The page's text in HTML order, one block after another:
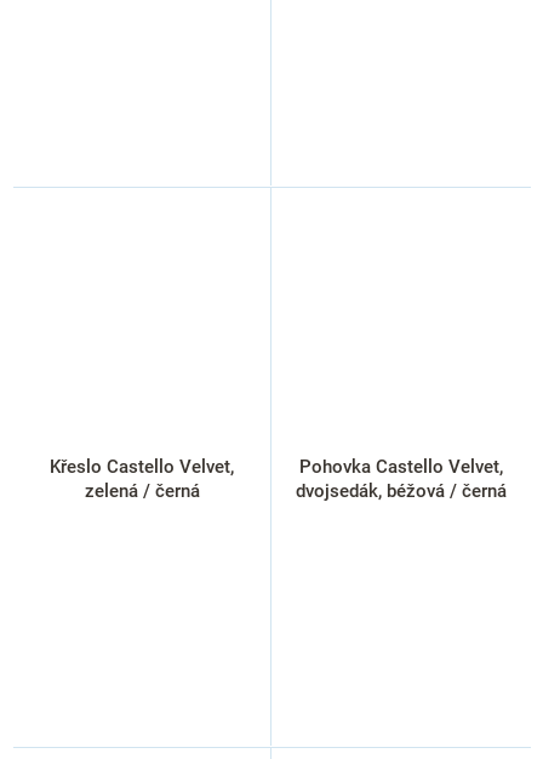
Křeslo Castello Velvet,
zelená / černá
Pohovka Castello Velvet,
dvojsedák, béžová / černá